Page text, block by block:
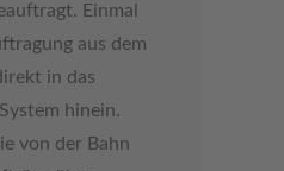
Einmal
aus dem
in das
hinein.
von der Bahn